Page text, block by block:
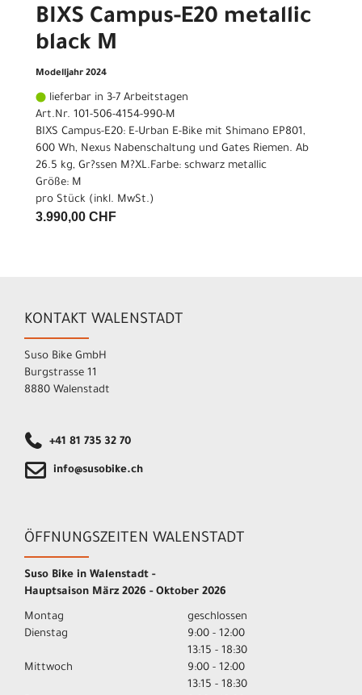
BIXS Campus-E20 metallic
black M
Modelljahr 2024
lieferbar in 3-7 Arbeitstagen
Art.Nr. 101-506-4154-990-M
BIXS Campus-E20: E-Urban E-Bike mit Shimano EP801,
600 Wh, Nexus Nabenschaltung und Gates Riemen. Ab
26.5 kg, Gr?ssen M?XL.Farbe: schwarz metallic
Größe: M
pro Stück (inkl. MwSt.)
3.990,00 CHF
KONTAKT WALENSTADT
Suso Bike GmbH
Burgstrasse 11
8880 Walenstadt
+41 81 735 32 70
info@susobike.ch
ÖFFNUNGSZEITEN WALENSTADT
Suso Bike in Walenstadt -
Hauptsaison März 2026 - Oktober 2026
Montag
geschlossen
Dienstag
9:00 - 12:00
13:15 - 18:30
Mittwoch
9:00 - 12:00
13:15 - 18:30